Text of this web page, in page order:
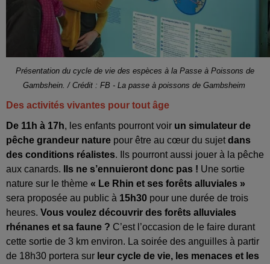
Présentation du cycle de vie des espèces à la Passe à Poissons de
Gambshein. / Crédit : FB - La passe à poissons de Gambsheim
Des activités vivantes pour tout âge
De 11h à 17h, les enfants pourront voir un simulateur de
pêche grandeur nature pour être au cœur du sujetdans
des conditions réalistes. Ils pourront aussi jouer à la pêche
aux canards. Ils ne s’ennuieront donc pas ! Une sortie
nature sur le thème « Le Rhin et ses forêts alluviales »
sera proposée au public à 15h30 pour une durée de trois
heures. Vous voulez découvrir des forêts alluviales
rhénanes et sa faune ? C’est l’occasion de le faire durant
cette sortie de 3 km environ. La soirée des anguilles à partir
de 18h30 portera sur leur cycle de vie, les menaces et les